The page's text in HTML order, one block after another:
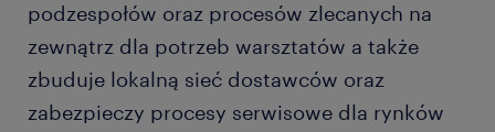
podzespołów oraz procesów zlecanych na
zewnątrz dla potrzeb warsztatów a także
zbuduje lokalną sieć dostawców oraz
zabezpieczy procesy serwisowe dla rynków